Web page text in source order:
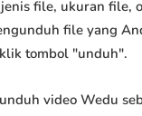
file, ukuran file,
file yang
tombol "unduh".
video Wedu